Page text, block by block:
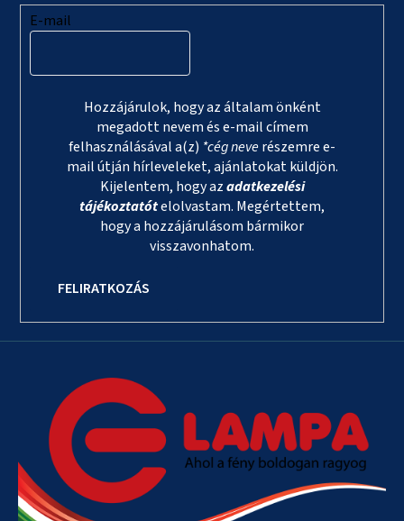
E-mail
Hozzájárulok, hogy az általam önként
megadott nevem és e-mail címem
felhasználásával a(z) *cég neverészemre e-
mail útján hírleveleket, ajánlatokat küldjön.
Kijelentem, hogy azadatkezelési
tájékoztatótelolvastam. Megértettem,
hogy a hozzájárulásom bármikor
visszavonhatom.
FELIRATKOZÁS